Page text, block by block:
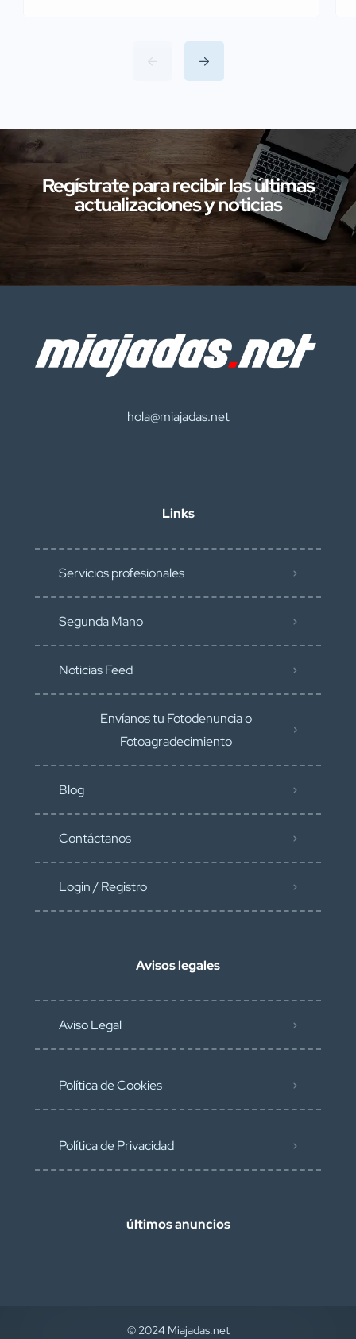
Servicio de Protección de la Naturaleza
(SEPRONA) de la Comandancia de
Cáceres han llevado a cabo
de la provincia de Cáceres relacionadas
con presuntos delitos […]
Regístrate para recibir las últimas
actualizaciones y noticias
hola@miajadas.net
Links
Servicios profesionales
Segunda Mano
Noticias Feed
Envíanos tu Fotodenuncia o
Fotoagradecimiento
Blog
Contáctanos
Login / Registro
Avisos legales
Aviso Legal
Política de Cookies
Política de Privacidad
últimos anuncios
© 2024 Miajadas.net